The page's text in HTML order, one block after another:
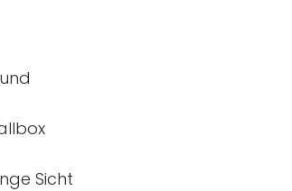
Sicht